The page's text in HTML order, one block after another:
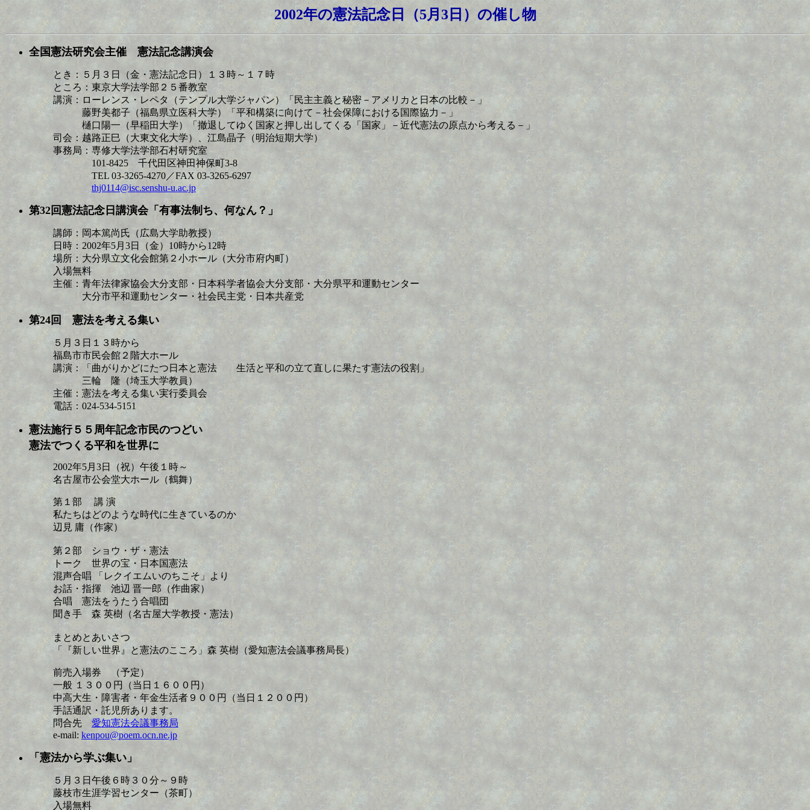
2002年の憲法記念日（5月3日）の催し物
全国憲法研究会主催 憲法記念講演会
とき：５月３日（金・憲法記念日）１３時～１７時
ところ：東京大学法学部２５番教室
講演：ローレンス・レペタ（テンプル大学ジャパン）「民主主義と秘密－アメリカと日本の比較－」
藤野美都子（福島県立医科大学）「平和構築に向けて－社会保障における国際協力－」
樋口陽一（早稲田大学）「撤退してゆく国家と押し出してくる「国家」－近代憲法の原点から考える－」
司会：越路正巳（大東文化大学）、江島晶子（明治短期大学）
事務局：専修大学法学部石村研究室
101-8425 千代田区神田神保町3-8
TEL 03-3265-4270／FAX 03-3265-6297
thj0114@isc.senshu-u.ac.jp
第32回憲法記念日講演会「有事法制ち、何なん？」
講師：岡本篤尚氏（広島大学助教授）
日時：2002年5月3日（金）10時から12時
場所：大分県立文化会館第２小ホール（大分市府内町）
入場無料
主催：青年法律家協会大分支部・日本科学者協会大分支部・大分県平和運動センター
大分市平和運動センター・社会民主党・日本共産党
第24回 憲法を考える集い
５月３日１３時から
福島市市民会館２階大ホール
講演：「曲がりかどにたつ日本と憲法 生活と平和の立て直しに果たす憲法の役割」
三輪 隆（埼玉大学教員）
主催：憲法を考える集い実行委員会
電話：024-534-5151
憲法施行５５周年記念市民のつどい
憲法でつくる平和を世界に
2002年5月3日（祝）午後１時～
名古屋市公会堂大ホール（鶴舞）
第１部 講 演
私たちはどのような時代に生きているのか
辺見 庸（作家）
第２部 ショウ・ザ・憲法
トーク 世界の宝・日本国憲法
混声合唱 「レクイエムいのちこそ」より
お話・指揮 池辺 晋一郎（作曲家）
合唱 憲法をうたう合唱団
聞き手 森 英樹（名古屋大学教授・憲法）
まとめとあいさつ
「『新しい世界』と憲法のこころ」森 英樹（愛知憲法会議事務局長）
前売入場券 （予定）
一般 １３００円（当日１６００円）
中高大生・障害者・年金生活者９００円（当日１２００円）
手話通訳・託児所あります。
問合先 愛知憲法会議事務局
e-mail: kenpou@poem.ocn.ne.jp
「憲法から学ぶ集い」
５月３日午後６時３０分～９時
藤枝市生涯学習センター（茶町）
入場無料